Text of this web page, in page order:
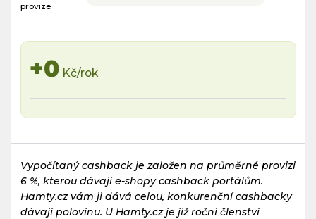
provize
+0 Kč/rok
Vypočítaný cashback je založen na průměrné provizi
6 %, kterou dávají e-shopy cashback portálům.
Hamty.cz vám ji dává celou, konkurenční cashbacky
dávají polovinu. U Hamty.cz je již roční členství